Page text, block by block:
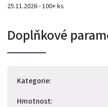
25.11.2026 - 100+ ks
Doplňkové
Kategorie:
Hmotnost: